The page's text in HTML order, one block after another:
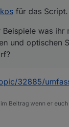
für das
was
und optischen
32885/
Beitrag wenn er